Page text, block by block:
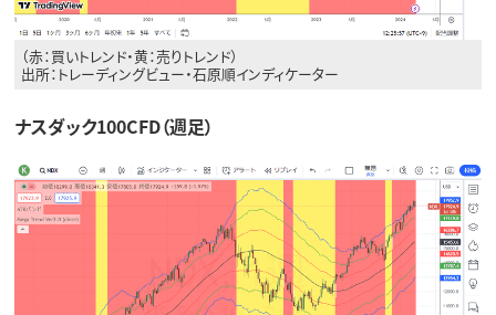
（赤：買いトレンド・黄：売りトレンド）
出所：トレーディングビュー・石原順インディケーター
ナスダック100CFD（週足）